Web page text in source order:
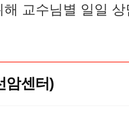
교수님별 일일
암센터)